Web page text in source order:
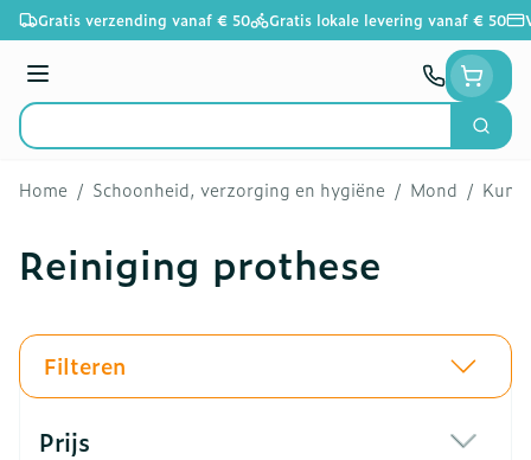
Ga naar de inhoud
Gratis verzending vanaf € 50 Gratis lokale levering vanaf € 50
Menu
Product, merk, categorie...
Zoek
Home / Schoonheid, verzorging en hygiëne / Mond /
Reiniging prothese
Filteren
Prijs